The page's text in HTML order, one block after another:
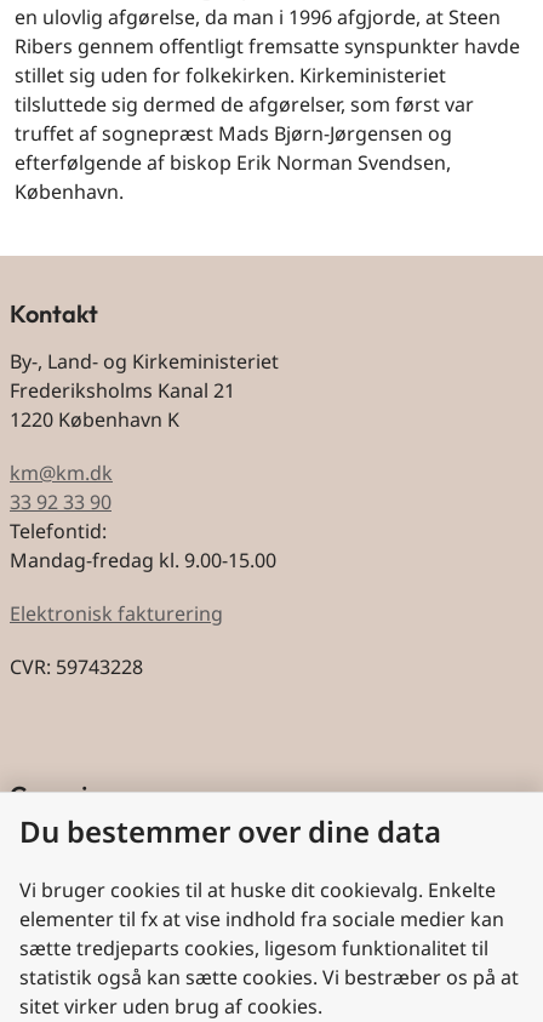
en ulovlig afgørelse, da man i 1996 afgjorde, at Steen
Ribers gennem offentligt fremsatte synspunkter havde
stillet sig uden for folkekirken. Kirkeministeriet
tilsluttede sig dermed de afgørelser, som først var
truffet af sognepræst Mads Bjørn-Jørgensen og
efterfølgende af biskop Erik Norman Svendsen,
København.
Kontakt
By-, Land- og Kirkeministeriet
Frederiksholms Kanal 21
1220 København K
km@km.dk
33 92 33 90
Telefontid:
Mandag-fredag kl. 9.00-15.00
Elektronisk fakturering
CVR: 59743228
Genveje
Cookies
Aktindsigt
Persondatabeskyttelse
Nyttige links
Du bestemmer over dine data
Vi bruger cookies til at huske dit cookievalg. Enkelte
elementer til fx at vise indhold fra sociale medier kan
sætte tredjeparts cookies, ligesom funktionalitet til
statistik også kan sætte cookies. Vi bestræber os på at
sitet virker uden brug af cookies.